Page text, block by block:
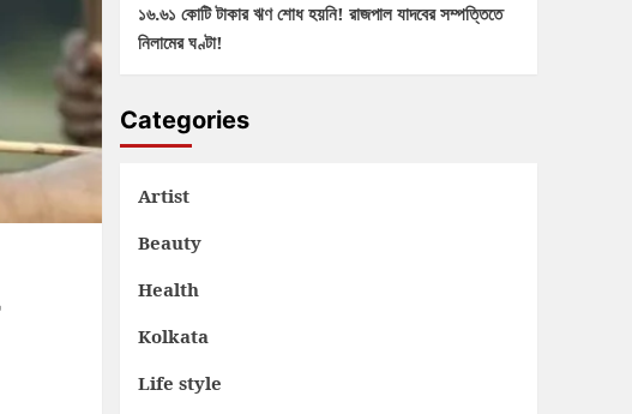
১৬.৬১ কোটি টাকার ঋণ শোধ হয়নি! রাজপাল যাদবের সম্পত্তিতে
নিলামের ঘণ্টা!
Categories
Artist
Beauty
Health
Kolkata
Life style